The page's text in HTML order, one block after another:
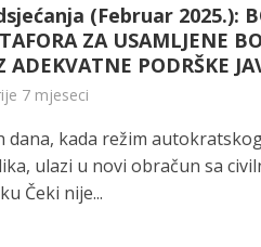
(Februar 2025.):
ZA USAMLJENE
ADEKVATNE PODRŠKE
7 mjeseci
dana, kada režim
ulazi u novi obračun sa
Čeki nije...